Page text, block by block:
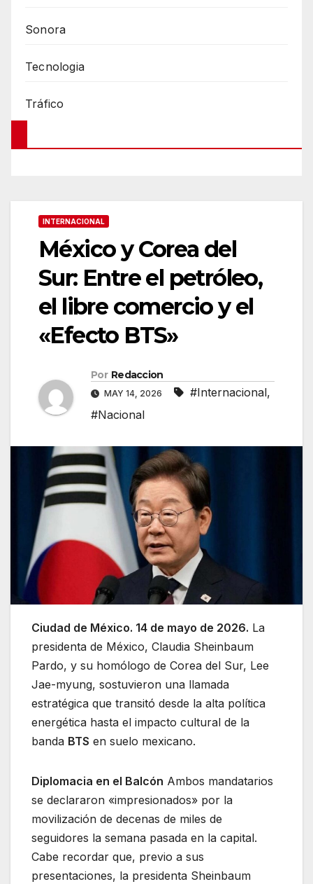
Sonora
Tecnologia
Tráfico
INTERNACIONAL
México y Corea del
Sur: Entre el petróleo,
el libre comercio y el
«Efecto BTS»
Por Redaccion
MAY 14, 2026 #Internacional,
#Nacional
Ciudad de México. 14 de mayo de 2026. La
presidenta de México, Claudia Sheinbaum
Pardo, y su homólogo de Corea del Sur, Lee
Jae-myung, sostuvieron una llamada
estratégica que transitó desde la alta política
energética hasta el impacto cultural de la
banda BTS en suelo mexicano.
Diplomacia en el Balcón Ambos mandatarios
se declararon «impresionados» por la
movilización de decenas de miles de
seguidores la semana pasada en la capital.
Cabe recordar que, previo a sus
presentaciones, la presidenta Sheinbaum